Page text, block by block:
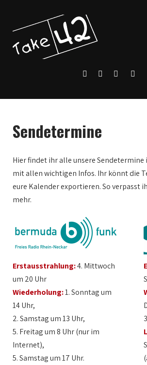
Sendetermine
Hier findet ihr alle unsere Sendetermine
mit allen wichtigen Infos. Ihr könnt die
eure Kalender exportieren. So verpasst
mehr.
Erstausstrahlung:4. Mittwoch
um 20 Uhr
Wiederholung:1. Sonntag um
14 Uhr,
2. Samstag um 13 Uhr,
5. Freitag um 8 Uhr (nur im
Internet),
5. Samstag um 17 Uhr.